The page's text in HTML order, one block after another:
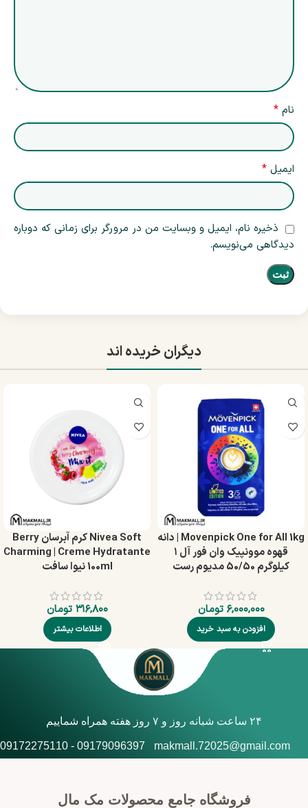
نام *
ایمیل *
ذخیره نام، ایمیل و وبسایت من در مرورگر برای زمانی که دوباره
دیدگاهی می‌نویسم.
دیگران خریده اند
Movenpick One for All 1kg | دانه
قهوه موونپیک وان فور آل ۱
کیلوگرم 50/50 مدیوم رست
۶,۰۰۰,۰۰۰ تومان
افزودن به سبد خرید
Nivea Soft کرم آبرسان Berry
Charming | Creme Hydratante
100ml نیوا سافت
۳۱۶,۸۰۰ تومان
اطلاعات بیشتر
۲۴ ساعت شبانه روز و ۷ روز هفته همراه شماییم
makmall.72025@gmail.com
09179096397 - 09172275110
فروشگاه جامع محصولات مک مال